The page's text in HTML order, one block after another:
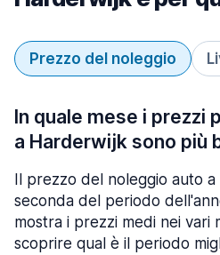
Prezzo del noleggio
In quale mese i prezzi
a Harderwijk sono più
Il prezzo del noleggio auto
seconda del periodo
mostra i prezzi medi nei vari
scoprire qual è il periodo